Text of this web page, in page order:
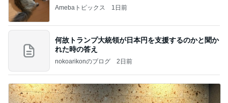
Amebaトピックス 1日前
何故トランプ大統領が日本円を支援するのかと聞か
れた時の答え
nokoarikonのブログ 2日前